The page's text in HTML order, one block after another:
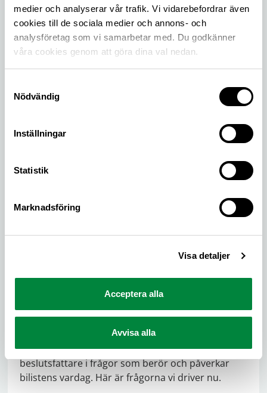
medier och analyserar vår trafik. Vi vidarebefordrar även
cookies till de sociala medier och annons- och
analysföretag som vi samarbetar med. Du godkänner
våra cookies genom att göra dina val nedan.
Nödvändig
Inställningar
Statistik
Marknadsföring
Visa detaljer
Acceptera alla
Avvisa alla
Läs det senaste om frågor som rör trafik- och
och vilka trafikundersökningar vi gjort.
Frågor vi driver
M Sverige tar debatten med politiker och
beslutsfattare i frågor som berör och påverkar
bilistens vardag. Här är frågorna vi driver nu.